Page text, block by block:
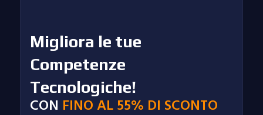
Migliora le tue
Competenze
Tecnologiche!
CON FINO AL 55% DI SCONTO